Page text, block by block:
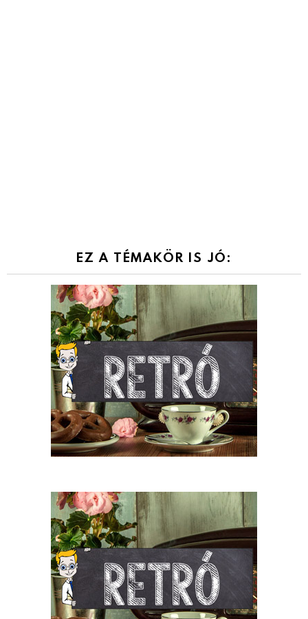
EZ A TÉMAKÖR IS JÓ: